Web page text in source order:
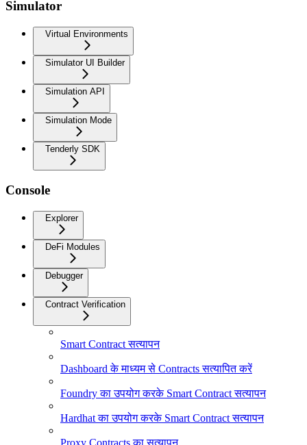
Simulator
Virtual Environments
Simulator UI Builder
Simulation API
Simulation Mode
Tenderly SDK
Console
Explorer
DeFi Modules
Debugger
Contract Verification
Smart Contract सत्यापन
Dashboard के माध्यम से Contracts सत्यापित करें
Foundry का उपयोग करके Smart Contract सत्यापन
Hardhat का उपयोग करके Smart Contract सत्यापन